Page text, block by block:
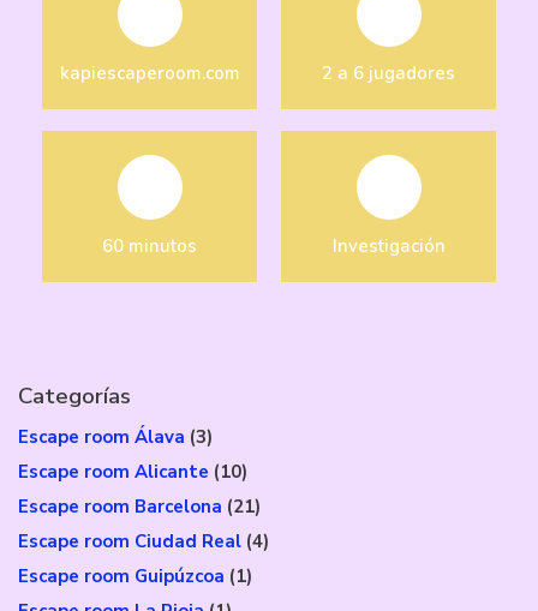
kapiescaperoom.com 2 a 6 jugadores
60 minutos Investigación
Categorías
Escape room Álava (3)
Escape room Alicante (10)
Escape room Barcelona (21)
Escape room Ciudad Real (4)
Escape room Guipúzcoa (1)